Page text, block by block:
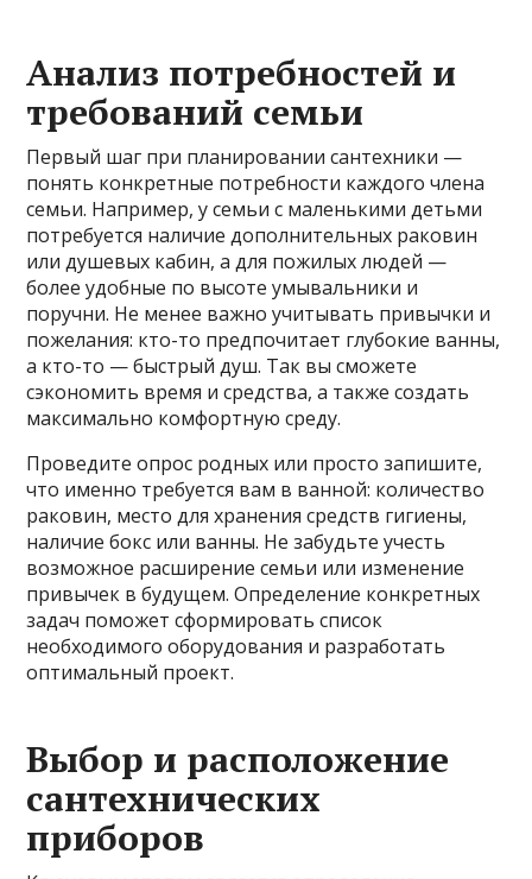
Анализ потребностей и
требований семьи
Первый шаг при планировании сантехники —
понять конкретные потребности каждого члена
семьи. Например, у семьи с маленькими детьми
потребуется наличие дополнительных раковин
или душевых кабин, а для пожилых людей —
более удобные по высоте умывальники и
поручни. Не менее важно учитывать привычки и
пожелания: кто-то предпочитает глубокие ванны,
а кто-то — быстрый душ. Так вы сможете
сэкономить время и средства, а также создать
максимально комфортную среду.
Проведите опрос родных или просто запишите,
что именно требуется вам в ванной: количество
раковин, место для хранения средств гигиены,
наличие бокс или ванны. Не забудьте учесть
возможное расширение семьи или изменение
привычек в будущем. Определение конкретных
задач поможет сформировать список
необходимого оборудования и разработать
оптимальный проект.
Выбор и расположение
сантехнических
приборов